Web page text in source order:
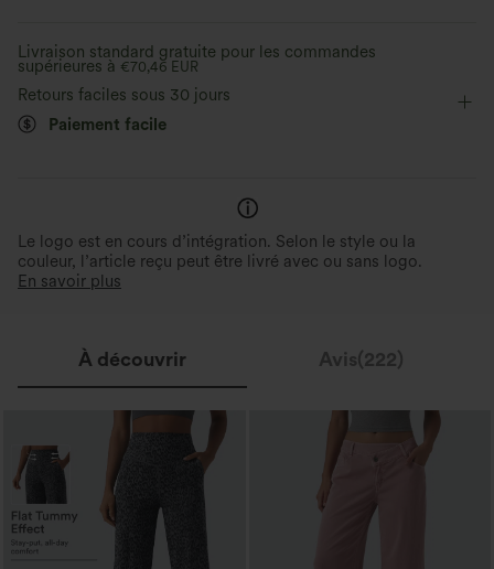
Longueur cheville sans pli
Livraison standard gratuite pour les commandes
supérieures à €70,46 EUR
Retours faciles sous 30 jours
Paiement facile
Le logo est en cours d’intégration. Selon le style ou la
couleur, l’article reçu peut être livré avec ou sans logo.
En savoir plus
À découvrir Avis(222)